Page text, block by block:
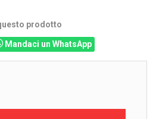
prodotto
Mandaci un WhatsApp